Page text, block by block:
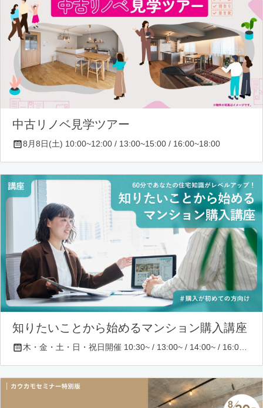
中古リノベ見学ツアー
8月8日(土) 10:00~12:00 / 13:00~15:00 / 16:00~18:00
知りたいことから始めるマンション購入講座
木・金・土・日・祝日開催 10:30~ / 13:00~ / 14:00~ / 16:00~ / 17:00~/ 18:30~/ 19:30~